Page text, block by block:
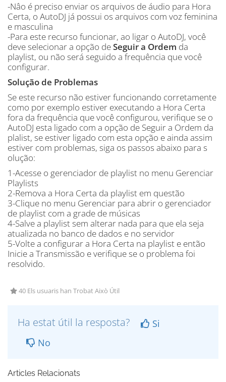
-Nâo é preciso enviar os arquivos de áudio para Hora
Certa, o AutoDJ já possui os arquivos com voz feminina
e masculina
-Para este recurso funcionar, ao ligar o AutoDJ, você
deve selecionar a opção deSeguir a Ordem da
playlist, ou não será seguido a frequência que você
configurar.
Solução de Problemas
Se este recurso não estiver funcionando corretamente
como por exemplo estiver executando a Hora Certa
fora da frequência que você configurou, verifique se o
AutoDJ esta ligado com a opção de Seguir a Ordem da
plalist, se estiver ligado com esta opção e ainda assim
estiver com problemas, siga os passos abaixo para s
olução:
1-Acesse o gerenciador de playlist no menu Gerenciar
Playlists
2-Remova a Hora Certa da playlist em questão
3-Clique no menu Gerenciar para abrir o gerenciador
de playlist com a grade de músicas
4-Salve a playlist sem alterar nada para que ela seja
atualizada no banco de dados e no servidor
5-Volte a configurar a Hora Certa na playlist e então
Inicie a Transmissão e verifique se o problema foi
resolvido.
40 Els usuaris han Trobat Això Útil
Ha estat útil la resposta?
Si
No
Articles Relacionats